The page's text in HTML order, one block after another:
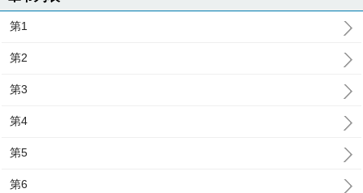
第1
第2
第3
第4
第5
第6